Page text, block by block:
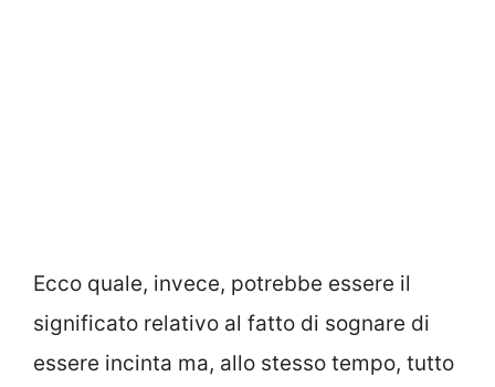
Ecco quale, invece, potrebbe essere il
significato relativo al fatto di sognare di
essere incinta ma, allo stesso tempo, tutto